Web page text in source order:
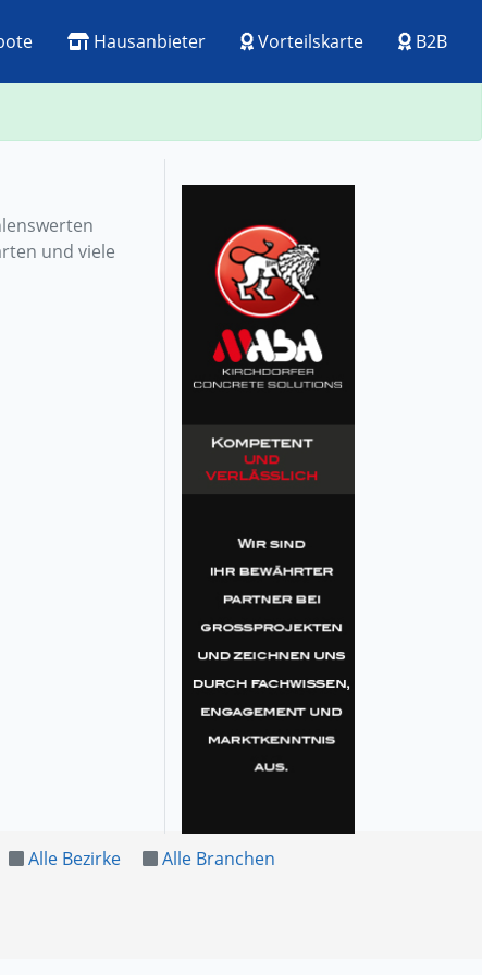
Hausanbieter Vorteilskarte B2B
und viele
Alle Bezirke Alle Branchen